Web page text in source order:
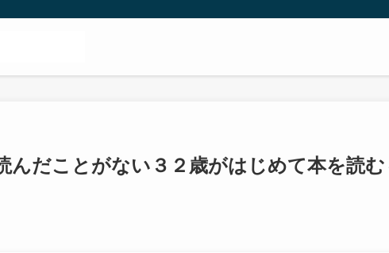
んだことがない３２歳がはじめて本を読